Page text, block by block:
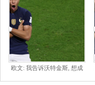
欧文: 我告诉沃特金斯, 想成